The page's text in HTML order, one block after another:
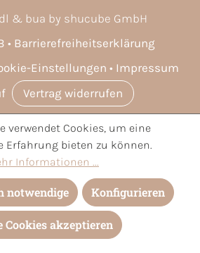
& bua by shucube GmbH
Barrierefreiheitserklärung
Einstellungen
Impressum
Vertrag widerrufen
Mehrwertsteuer zzgl.Versandkosten
wenn nicht anders angegeben.
verwendet Cookies, um eine
Erfahrung bieten zu können.
Informationen ...
notwendige Konfigurieren
Cookies akzeptieren